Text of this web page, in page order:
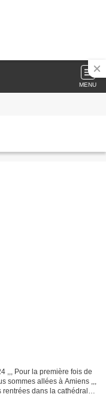
MENU
,,, Pour la première fois de
sommes allées à Amiens ,,,
dans la cathédrale